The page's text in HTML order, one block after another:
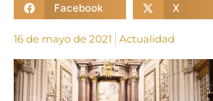
Facebook X
16 de mayo de 2021 Actualidad